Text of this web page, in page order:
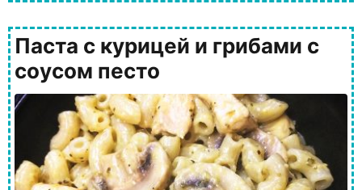
Паста с курицей и грибами с
соусом песто